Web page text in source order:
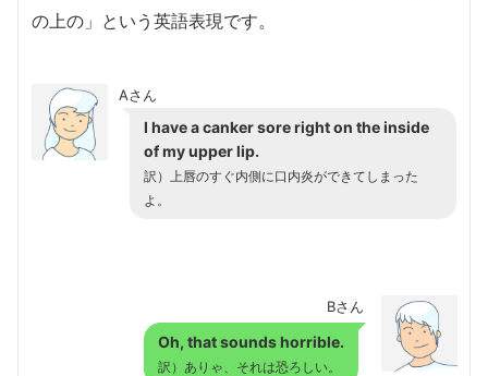
の上の」という英語表現です。
Aさん
I have a canker sore right on the inside
of my upper lip.
訳）上唇のすぐ内側に口内炎ができてしまった
よ。
Bさん
Oh, that sounds horrible.
訳）ありゃ、それは恐ろしい。